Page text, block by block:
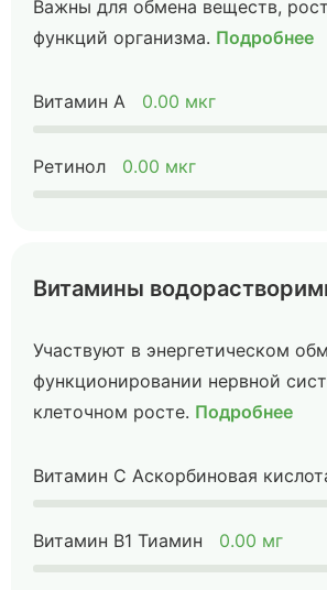
Важны для обмена веществ,
функций организма. Подробнее
Витамин А 0.00 мкг
Ретинол 0.00 мкг
Витамины
Участвуют в энергетическом
функционировании нервной
клеточном росте. Подробнее
Витамин C Аскорбиновая
Витамин B1 Тиамин 0.00 мг